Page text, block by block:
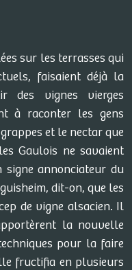
sur les terrasses qui
faisaient déjà la
des vignes vierges
à raconter les gens
grappes et le nectar que
Gaulois ne savaient
signe annonciateur du
dit-on, que les
de vigne alsacien. Il
la nouvelle
pour la faire
fructifia en plusieurs